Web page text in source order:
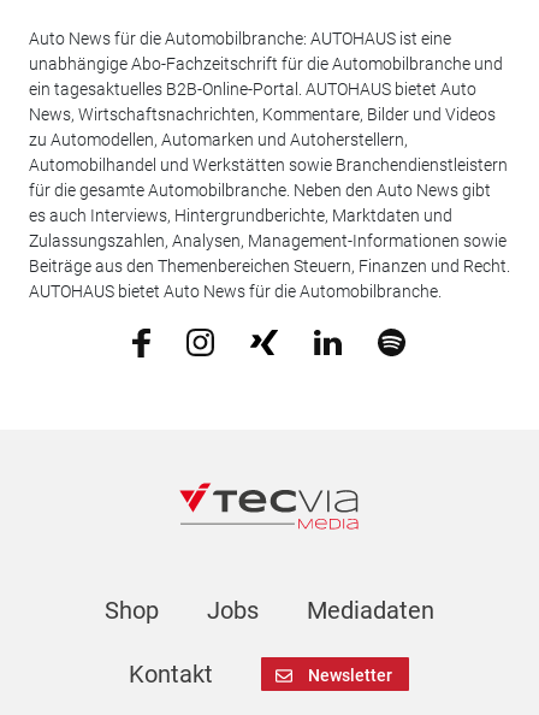
Auto News für die Automobilbranche: AUTOHAUS ist eine
unabhängige Abo-Fachzeitschrift für die Automobilbranche und
ein tagesaktuelles B2B-Online-Portal. AUTOHAUS bietet Auto
News, Wirtschaftsnachrichten, Kommentare, Bilder und Videos
zu Automodellen, Automarken und Autoherstellern,
Automobilhandel und Werkstätten sowie Branchendienstleistern
für die gesamte Automobilbranche. Neben den Auto News gibt
es auch Interviews, Hintergrundberichte, Marktdaten und
Zulassungszahlen, Analysen, Management-Informationen sowie
Beiträge aus den Themenbereichen Steuern, Finanzen und Recht.
AUTOHAUS bietet Auto News für die Automobilbranche.
Shop Jobs Mediadaten
Kontakt Newsletter